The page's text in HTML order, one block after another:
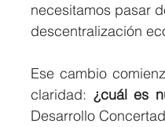
necesitamos pasar
descentralización
Ese cambio
claridad: ¿cuál es
Desarrollo